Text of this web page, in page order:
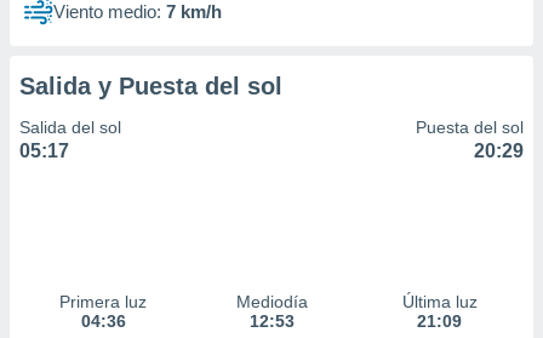
1199Viento medio: 7 km/h
Salida y Puesta del sol
Salida del sol
05:17
Puesta del sol
20:29
Primera luz
04:36
Mediodía
12:53
Última luz
21:09